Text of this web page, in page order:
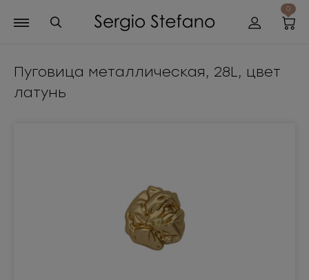
0
Пуговица металлическая, 28L, цвет
латунь